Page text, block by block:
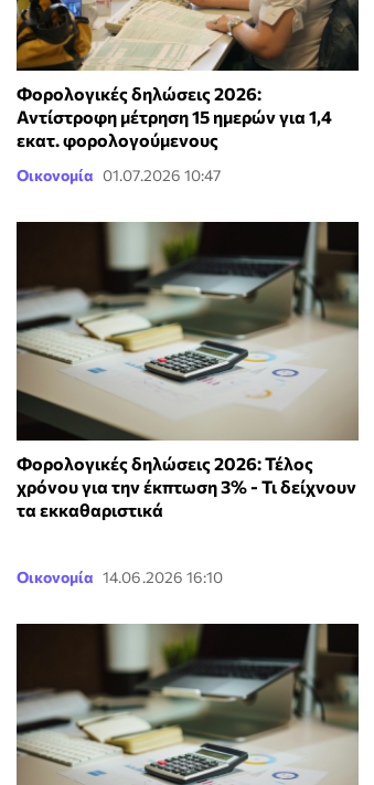
Φορολογικές δηλώσεις 2026:
Αντίστροφη μέτρηση 15 ημερών για 1,4
εκατ. φορολογούμενους
Οικονομία 01.07.2026 10:47
Φορολογικές δηλώσεις 2026: Τέλος
χρόνου για την έκπτωση 3% - Τι δείχνουν
τα εκκαθαριστικά
Οικονομία 14.06.2026 16:10